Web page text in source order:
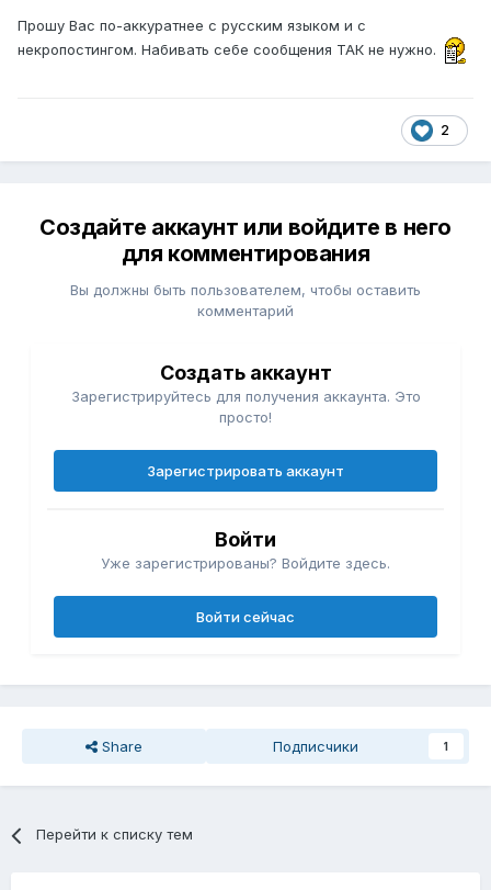
Прошу Вас по-аккуратнее с русским языком и с
некропостингом. Набивать себе сообщения ТАК не нужно.
2
Создайте аккаунт или войдите в него
для комментирования
Вы должны быть пользователем, чтобы оставить
комментарий
Создать аккаунт
Зарегистрируйтесь для получения аккаунта. Это
просто!
Зарегистрировать аккаунт
Войти
Уже зарегистрированы? Войдите здесь.
Войти сейчас
Share Подписчики 1
Перейти к списку тем